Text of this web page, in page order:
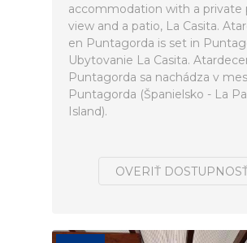
accommodation with a private
view and a patio, La Casita.
en Puntagorda is set in
Ubytovanie La Casita.
Puntagorda sa nachádza v
Puntagorda (Španielsko - La
Island).
OVERIŤ